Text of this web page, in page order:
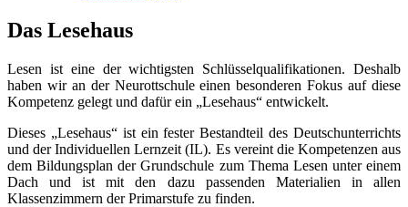
Das Lesehaus
Lesen ist eine der wichtigsten Schlüsselqualifikationen. Deshalb
haben wir an der Neurottschule einen besonderen Fokus auf diese
Kompetenz gelegt und dafür ein „Lesehaus“ entwickelt.
Dieses „Lesehaus“ ist ein fester Bestandteil des Deutschunterrichts
und der Individuellen Lernzeit (IL). Es vereint die Kompetenzen aus
dem Bildungsplan der Grundschule zum Thema Lesen unter einem
Dach und ist mit den dazu passenden Materialien in allen
Klassenzimmern der Primarstufe zu finden.